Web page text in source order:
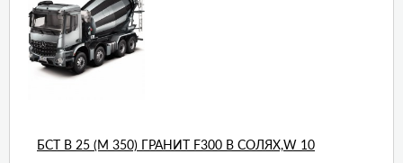
БСТ В 25 (М 350) ГРАНИТ F300 В СОЛЯХ,W 10